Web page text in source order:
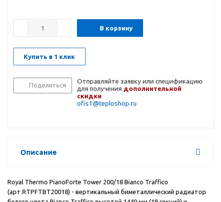
В корзину
Купить в 1 клик
Поделиться
Отправляйте заявку или спецификацию
для получения дополнительной
скидки
ofis1@teploshop.ru
Описание
Royal Thermo PianoForte Tower 200/18 Bianco Traffico
(арт.RTPFTBT20018) - вертикальный биметаллический радиатор